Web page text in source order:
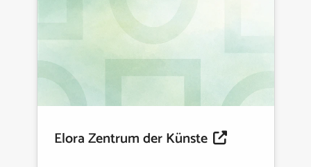
Elora Zentrum der Künste